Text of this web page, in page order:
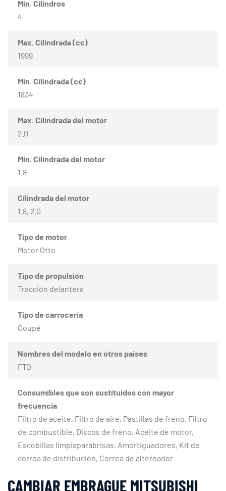
Mín. Cilindros
4
Max. Cilindrada (cc)
1999
Mín. Cilindrada (cc)
1834
Max. Cilindrada del motor
2.0
Mín. Cilindrada del motor
1.8
Cilindrada del motor
1.8, 2.0
Tipo de motor
Motor Otto
Tipo de propulsión
Tracción delantera
Tipo de carrocería
Coupé
Nombres del modelo en otros países
FTO
Consumibles que son sustituidos con mayor
frecuencia
Filtro de aceite, Filtro de aire, Pastillas de freno, Filtro
de combustible, Discos de freno, Aceite de motor,
Escobillas limpiaparabrisas, Amortiguadores, Kit de
correa de distribución, Correa de alternador
CAMBIAR EMBRAGUE MITSUBISHI